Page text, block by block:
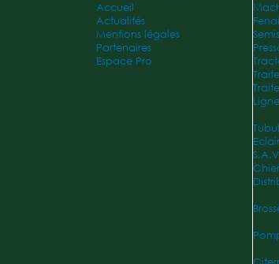
Accueil
Actualités
Mentions légales
Partenaires
Espace Pro
Semis